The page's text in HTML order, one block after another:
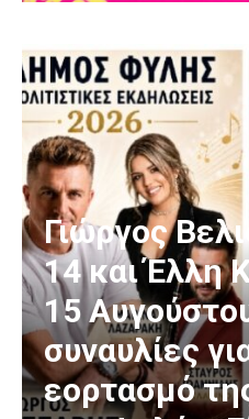
Γιώργος
14 και Έλλη
15
συναυλίες
εορτασμό